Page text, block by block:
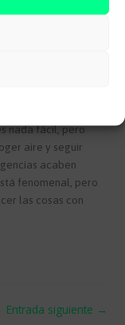
un mismo
nada fácil, pero
aire y seguir
acaben
fenomenal, pero
las cosas con
Entrada siguiente →